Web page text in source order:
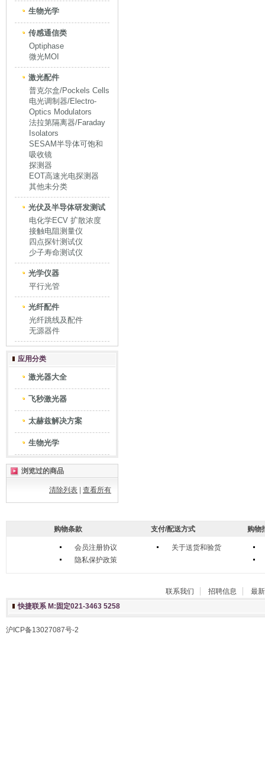
生物光学
传感通信类
Optiphase
微光MOI
激光配件
普克尔盒/Pockels Cells
电光调制器/Electro-
Optics Modulators
法拉第隔离器/Faraday
Isolators
SESAM半导体可饱和
吸收镜
探测器
EOT高速光电探测器
其他未分类
光伏及半导体研发测试
电化学ECV 扩散浓度
接触电阻测量仪
四点探针测试仪
少子寿命测试仪
光学仪器
平行光管
光纤配件
光纤跳线及配件
无源器件
应用分类
激光器大全
飞秒激光器
太赫兹解决方案
生物光学
浏览过的商品
清除列表 查看所有
购物条款
会员注册协议
隐私保护政策
支付/配送方式
关于送货和验货
购物
联系我们 招聘信息
最
快捷联系 M:固定021-3463 5258
沪ICP备13027087号-2